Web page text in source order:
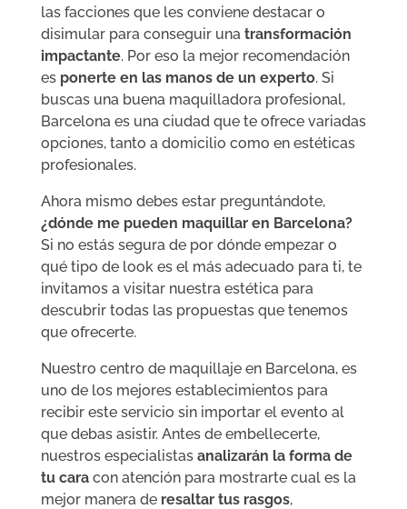
las facciones que les conviene destacar o
disimular para conseguir una transformación
impactante. Por eso la mejor recomendación
es ponerte en las manos de un experto. Si
buscas una buena maquilladora profesional,
Barcelona es una ciudad que te ofrece variadas
opciones, tanto a domicilio como en estéticas
profesionales.
Ahora mismo debes estar preguntándote,
¿dónde me pueden maquillar en Barcelona?
Si no estás segura de por dónde empezar o
qué tipo de look es el más adecuado para ti, te
invitamos a visitar nuestra estética para
descubrir todas las propuestas que tenemos
que ofrecerte.
Nuestro centro de maquillaje en Barcelona, es
uno de los mejores establecimientos para
recibir este servicio sin importar el evento al
que debas asistir. Antes de embellecerte,
nuestros especialistas analizarán la forma de
tu caracon atención para mostrarte cual es la
mejor manera de resaltar tus rasgos,